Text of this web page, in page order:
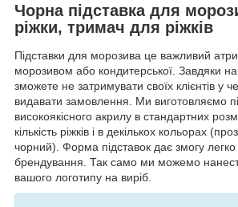
Чорна підставка для
ріжки, тримач для ріжків
Підставки для морозива це важливий
морозивом або кондитерської. Завдяки
зможете не затримувати своїх клієнтів у
видавати замовлення. Ми виготовляємо
високоякісного акрилу в стандартних
кількість ріжків і в декількох кольорах
чорний). Форма підставок дає змогу
брендування. Так само ми можемо
вашого логотипу на виріб.